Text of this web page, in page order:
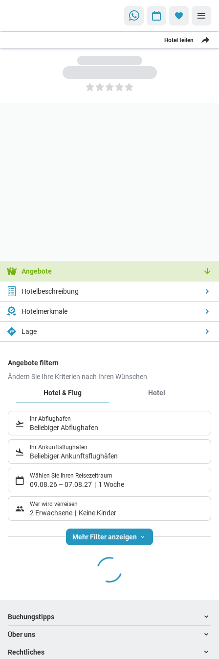
Hotel teilen
5
Angebote
Hotelbeschreibung
Hotelmerkmale
Lage
Angebote filtern
Ändern Sie Ihre Kriterien nach Ihren Wünschen
Hotel & Flug
Hotel
Ihr Abflughafen
Beliebiger Abflughafen
Ihr Ankunftsflughafen
Beliebiger Ankunftsflughäfen
Wählen Sie Ihren Reisezeitraum
09.08.26 – 07.08.27 1 Woche
Wer wird verreisen
2 Erwachsene Keine Kinder
Mehr Filter anzeigen
Footer navigation
Buchungstipps
Warum im Reisebüro buchen
Hoteltipps
Über uns
Kontakt
Rechtliches